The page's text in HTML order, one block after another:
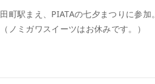
田町駅まえ、PIATAの七夕まつりに参加。
（ノミガワスイーツはお休みです。）